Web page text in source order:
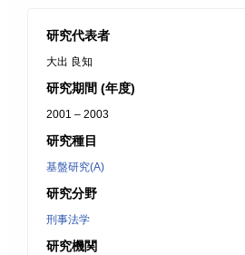
研究代表者
大出 良知
研究期間 (年度)
2001 – 2003
研究種目
基盤研究(A)
研究分野
刑事法学
研究機関